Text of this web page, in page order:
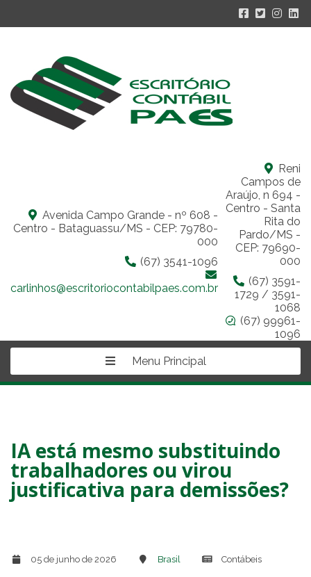
Avenida Campo Grande - nº 608 -
Centro - Bataguassu/MS - CEP: 79780-
000
(67) 3541-1096
carlinhos@escritoriocontabilpaes.com.br
Reni
Campos de
Araújo, n 694 -
Centro - Santa
Rita do
Pardo/MS -
CEP: 79690-
000
(67) 3591-
1729 / 3591-
1068
(67) 99961-
1096
Menu Principal
IA está mesmo substituindo
trabalhadores ou virou
justificativa para demissões?
05 de junho de 2026 Brasil Contábeis